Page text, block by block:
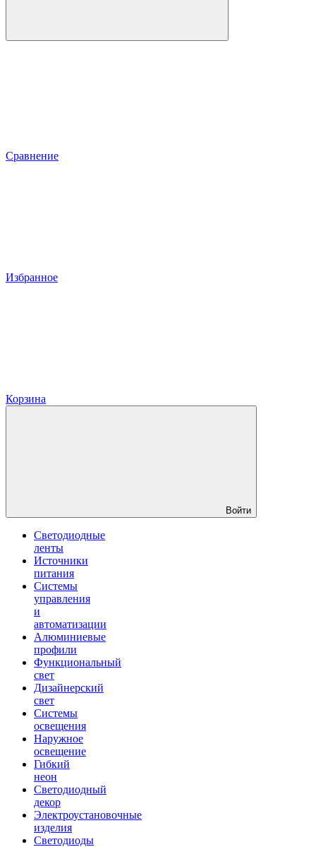
Сравнение
Избранное
Корзина
Войти
Светодиодные
ленты
Источники
питания
Системы
управления
и
автоматизации
Алюминиевые
профили
Функциональный
свет
Дизайнерский
свет
Системы
освещения
Наружное
освещение
Гибкий
неон
Светодиодный
декор
Электроустановочные
изделия
Светодиоды